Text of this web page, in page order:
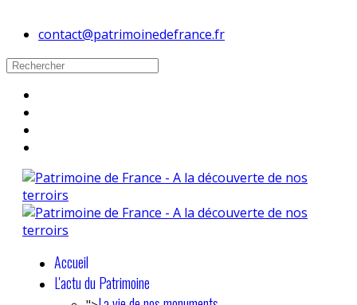
contact@patrimoinedefrance.fr
Accueil
L'actu du Patrimoine